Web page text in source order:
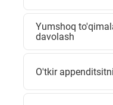
Yumshoq
davolash
O'tkir